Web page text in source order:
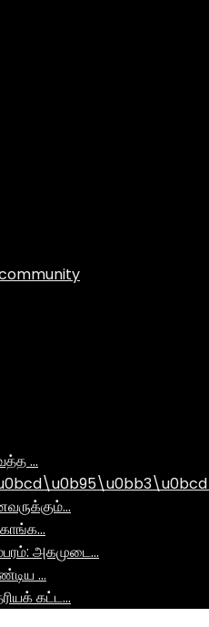
…
அகமுடை…
…
கட்ட…